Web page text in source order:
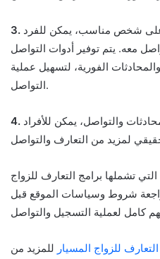
على شخص مناسب، يمكن للفرد
معه. يتم توفير أدوات التواصل
الفورية، لتسهيل عملية
التواصل.
والتواصل، يمكن للأفراد
تشملها برامج التعارف للزواج
شروط وسياسات الموقع قبل
للزواج المسيار للمزيد من